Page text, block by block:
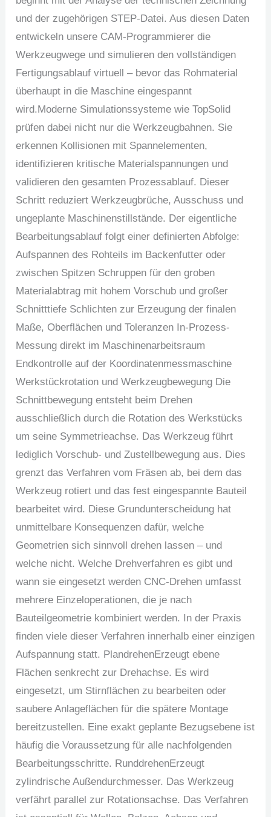
und der zugehörigen STEP-Datei. Aus diesen Daten
entwickeln unsere CAM-Programmierer die
Werkzeugwege und simulieren den vollständigen
Fertigungsablauf virtuell – bevor das Rohmaterial
überhaupt in die Maschine eingespannt
wird.Moderne Simulationssysteme wie TopSolid
prüfen dabei nicht nur die Werkzeugbahnen. Sie
erkennen Kollisionen mit Spannelementen,
identifizieren kritische Materialspannungen und
validieren den gesamten Prozessablauf. Dieser
Schritt reduziert Werkzeugbrüche, Ausschuss und
ungeplante Maschinenstillstände. Der eigentliche
Bearbeitungsablauf folgt einer definierten Abfolge:
Aufspannen des Rohteils im Backenfutter oder
zwischen Spitzen Schruppen für den groben
Materialabtrag mit hohem Vorschub und großer
Schnitttiefe Schlichten zur Erzeugung der finalen
Maße, Oberflächen und Toleranzen In-Prozess-
Messung direkt im Maschinenarbeitsraum
Endkontrolle auf der Koordinatenmessmaschine
Werkstückrotation und Werkzeugbewegung Die
Schnittbewegung entsteht beim Drehen
ausschließlich durch die Rotation des Werkstücks
um seine Symmetrieachse. Das Werkzeug führt
lediglich Vorschub- und Zustellbewegung aus. Dies
grenzt das Verfahren vom Fräsen ab, bei dem das
Werkzeug rotiert und das fest eingespannte Bauteil
bearbeitet wird. Diese Grundunterscheidung hat
unmittelbare Konsequenzen dafür, welche
Geometrien sich sinnvoll drehen lassen – und
welche nicht. Welche Drehverfahren es gibt und
wann sie eingesetzt werden CNC-Drehen umfasst
mehrere Einzeloperationen, die je nach
Bauteilgeometrie kombiniert werden. In der Praxis
finden viele dieser Verfahren innerhalb einer einzigen
Aufspannung statt. PlandrehenErzeugt ebene
Flächen senkrecht zur Drehachse. Es wird
eingesetzt, um Stirnflächen zu bearbeiten oder
saubere Anlageflächen für die spätere Montage
bereitzustellen. Eine exakt geplante Bezugsebene ist
häufig die Voraussetzung für alle nachfolgenden
Bearbeitungsschritte. RunddrehenErzeugt
zylindrische Außendurchmesser. Das Werkzeug
verfährt parallel zur Rotationsachse. Das Verfahren